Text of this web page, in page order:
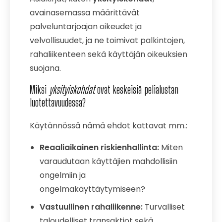
avainasemassa määrittävät
palveluntarjoajan oikeudet ja
velvollisuudet, ja ne toimivat palkintojen,
rahaliikenteen sekä käyttäjän oikeuksien
suojana.
Miksi yksityiskohdatovat keskeisiä pelialustan
luotettavuudessa?
Käytännössä nämä ehdot kattavat mm.:
Reaaliaikainen riskienhallinta: Miten
varaudutaan käyttäjien mahdollisiin
ongelmiin ja
ongelmakäyttäytymiseen?
Vastuullinen rahaliikenne: Turvalliset